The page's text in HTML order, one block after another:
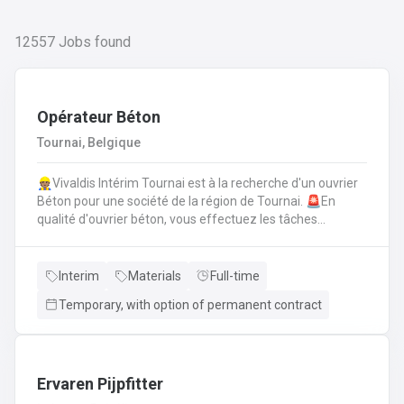
12557 Jobs found
Opérateur Béton
Tournai, Belgique
👷🏽Vivaldis Intérim Tournai est à la recherche d'un ouvrier
Béton pour une société de la région de Tournai. 🚨En
qualité d'ouvrier béton, vous effectuez les tâches
béton selon la fiche technique de fabrication.Décoffrage
tables de coffrages ainsi que des outils et de l'atelier.
Interim Materials
Full-time
Temporary, with option of permanent contract
Ervaren Pijpfitter